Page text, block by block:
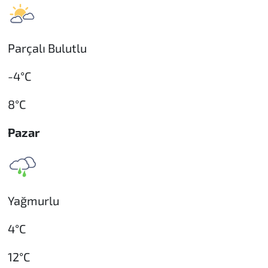
Parçalı Bulutlu
-4°C
8°C
Pazar
Yağmurlu
4°C
12°C